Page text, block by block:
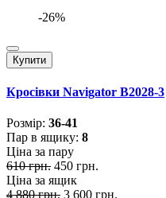
-26%
Купити
Кросівки Navigator B2028-3
Розмiр: 36-41
Пар в ящику: 8
Ціна за пару
610 грн. 450 грн.
Ціна за ящик
4 880 грн. 3 600 грн.